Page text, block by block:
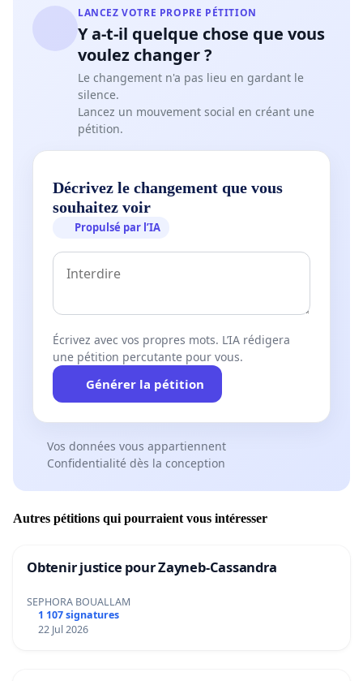
LANCEZ VOTRE PROPRE PÉTITION
Y a-t-il quelque chose que vous
voulez changer ?
Le changement n'a pas lieu en gardant le
silence.
Lancez un mouvement social en créant une
pétition.
Décrivez le changement que vous
souhaitez voir
Propulsé par l’IA
Écrivez avec vos propres mots. L’IA rédigera
une pétition percutante pour vous.
Générer la pétition
Vos données vous appartiennent
Confidentialité dès la conception
Autres pétitions qui pourraient vous intéresser
Obtenir justice pour Zayneb-Cassandra
SEPHORA BOUALLAM
1 107 signatures
22 Jul 2026